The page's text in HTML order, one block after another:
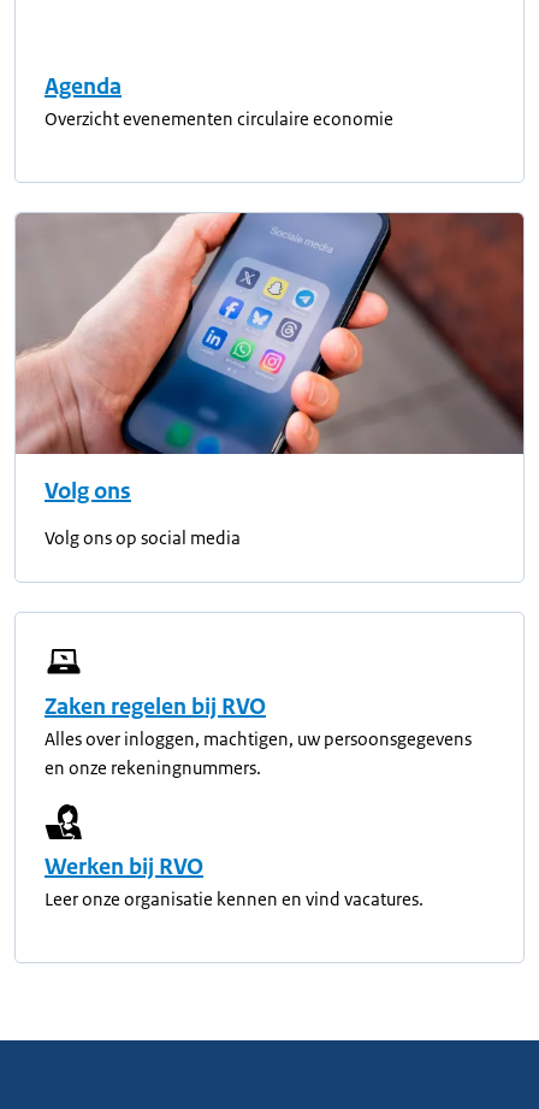
Agenda
Overzicht evenementen circulaire economie
Volg ons
Volg ons op social media
Zaken regelen bij RVO
Alles over inloggen, machtigen, uw persoonsgegevens
en onze rekeningnummers.
Werken bij RVO
Leer onze organisatie kennen en vind vacatures.